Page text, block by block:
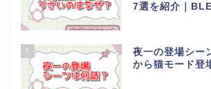
7選を紹介｜
5
夜一の登場シー
から猫モード登